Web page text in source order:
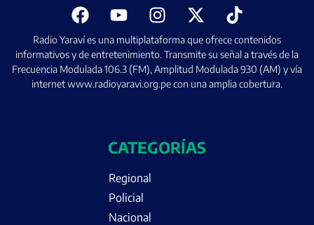
Radio Yaraví es una multiplataforma que ofrece contenidos
informativos y de entretenimiento. Transmite su señal a través de la
Frecuencia Modulada 106.3 (FM), Amplitud Modulada 930 (AM) y vía
internet www.radioyaravi.org.pe con una amplia cobertura.
CATEGORÍAS
Regional
Policial
Nacional